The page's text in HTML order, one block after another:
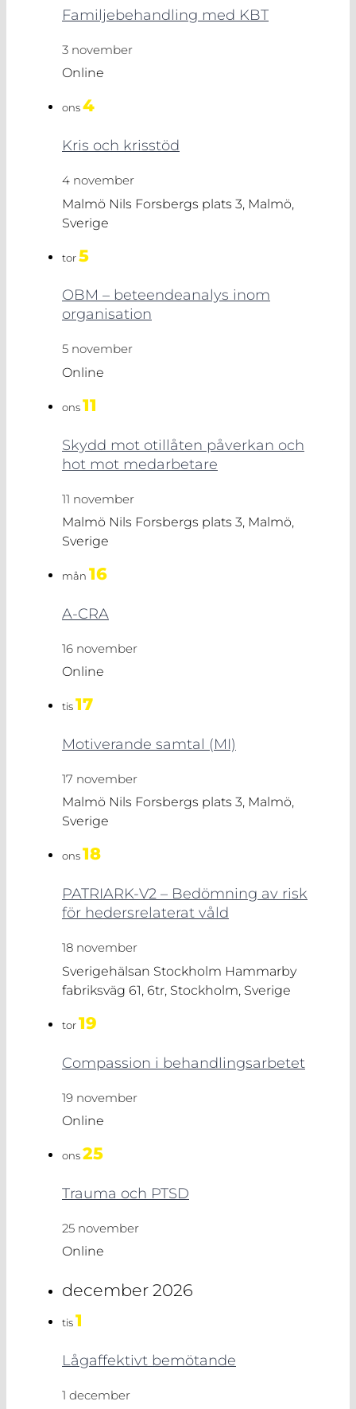
Familjebehandling med KBT
3 november
Online
ons4
Kris och krisstöd
4 november
Malmö Nils Forsbergs plats 3, Malmö,
Sverige
tor5
OBM – beteendeanalys inom
organisation
5 november
Online
ons11
Skydd mot otillåten påverkan och
hot mot medarbetare
11 november
Malmö Nils Forsbergs plats 3, Malmö,
Sverige
mån 16
A-CRA
16 november
Online
tis17
Motiverande samtal (MI)
17 november
Malmö Nils Forsbergs plats 3, Malmö,
Sverige
ons18
PATRIARK-V2 – Bedömning av risk
för hedersrelaterat våld
18 november
Sverigehälsan Stockholm Hammarby
fabriksväg 61, 6tr, Stockholm, Sverige
tor19
Compassion i behandlingsarbetet
19 november
Online
ons25
Trauma och PTSD
25 november
Online
december 2026
tis1
Lågaffektivt bemötande
1 december